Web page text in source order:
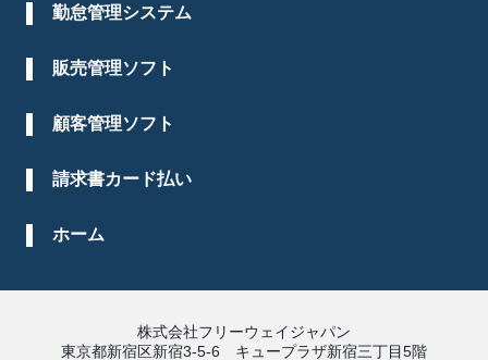
勤怠管理システム
販売管理ソフト
顧客管理ソフト
請求書カード払い
ホーム
株式会社フリーウェイジャパン
東京都新宿区新宿3-5-6 キュープラザ新宿三丁目5階